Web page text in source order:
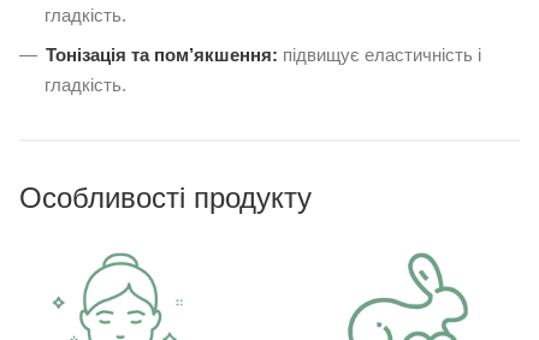
гладкість.
Тонізація та пом’якшення: підвищує еластичність і
гладкість.
Особливості продукту